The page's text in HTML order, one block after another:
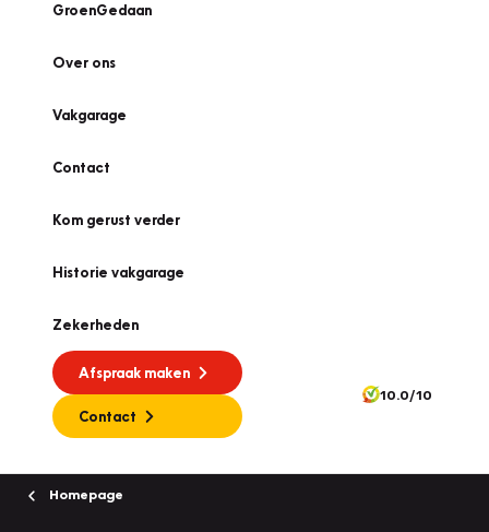
GroenGedaan
Over ons
Vakgarage
Contact
Kom gerust verder
Historie vakgarage
Zekerheden
Afspraak maken
Contact
10.0/10
Homepage